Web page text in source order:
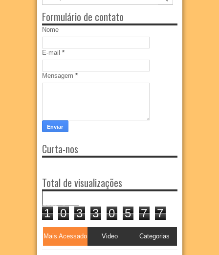
Formulário de contato
Nome
E-mail *
Mensagem *
Curta-nos
Total de visualizações
1 0 3 3 0 5 7 7
Mais Acessado Video Categorias